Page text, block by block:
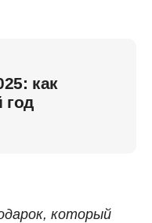
как
год
который